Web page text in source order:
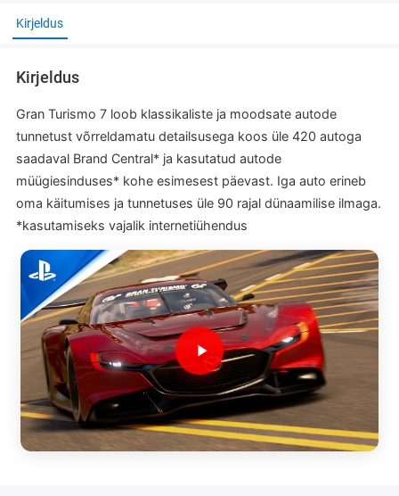
Kirjeldus
Kirjeldus
Gran Turismo 7 loob klassikaliste ja moodsate autode
tunnetust võrreldamatu detailsusega koos üle 420 autoga
saadaval Brand Central* ja kasutatud autode
müügiesinduses* kohe esimesest päevast. Iga auto erineb
oma käitumises ja tunnetuses üle 90 rajal dünaamilise ilmaga.
*kasutamiseks vajalik internetiühendus